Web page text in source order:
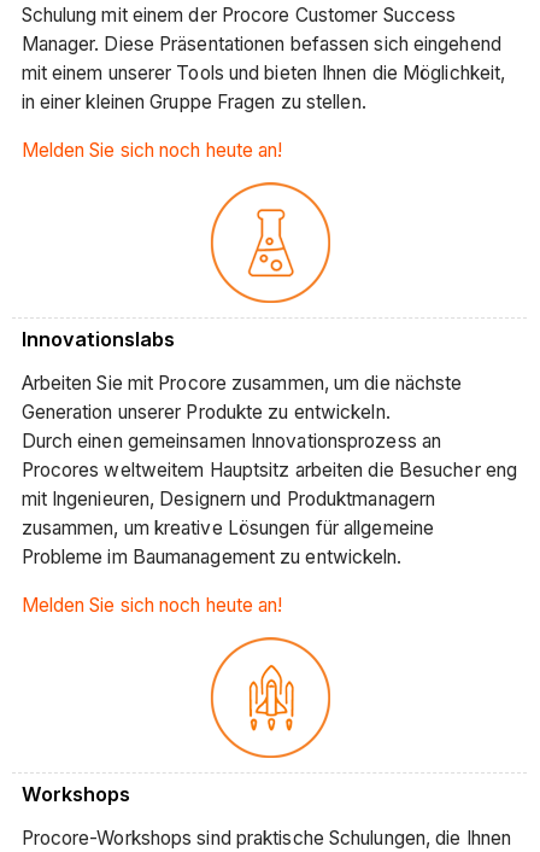
Schulung mit einem der Procore Customer Success
Manager. Diese Präsentationen befassen sich eingehend
mit einem unserer Tools und bieten Ihnen die Möglichkeit,
in einer kleinen Gruppe Fragen zu stellen.
Melden Sie sich noch heute an!
Innovationslabs
Arbeiten Sie mit Procore zusammen, um die nächste
Generation unserer Produkte zu entwickeln.
Durch einen gemeinsamen Innovationsprozess an
Procores weltweitem Hauptsitz arbeiten die Besucher eng
mit Ingenieuren, Designern und Produktmanagern
zusammen, um kreative Lösungen für allgemeine
Probleme im Baumanagement zu entwickeln.
Melden Sie sich noch heute an!
Workshops
Procore-Workshops sind praktische Schulungen, die Ihnen